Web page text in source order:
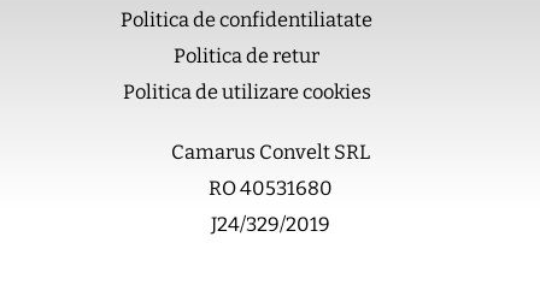
k
Politica de confidentiliatate
Politica de retur
Politica de utilizare cookies
Camarus Convelt SRL
RO 40531680
J24/329/2019